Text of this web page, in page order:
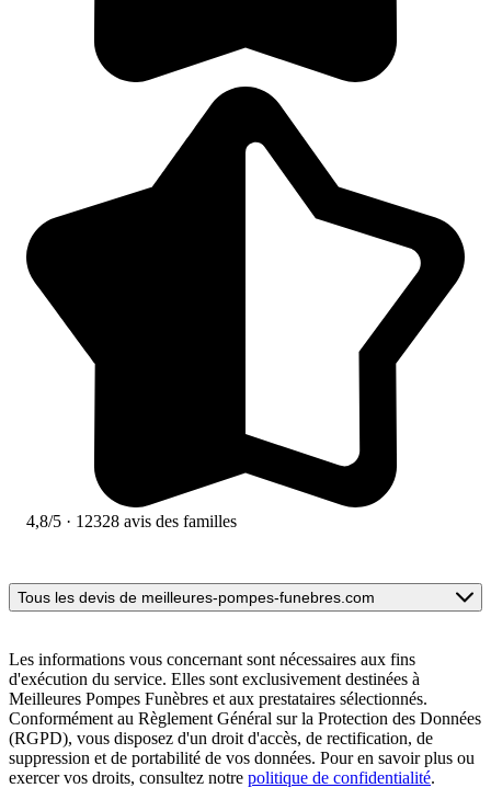
4,8/5 · 12328 avis des familles
Tous les devis de meilleures-pompes-funebres.com
Les informations vous concernant sont nécessaires aux fins
d'exécution du service. Elles sont exclusivement destinées à
Meilleures Pompes Funèbres et aux prestataires sélectionnés.
Conformément au Règlement Général sur la Protection des Données
(RGPD), vous disposez d'un droit d'accès, de rectification, de
suppression et de portabilité de vos données. Pour en savoir plus ou
exercer vos droits, consultez notre politique de confidentialité.